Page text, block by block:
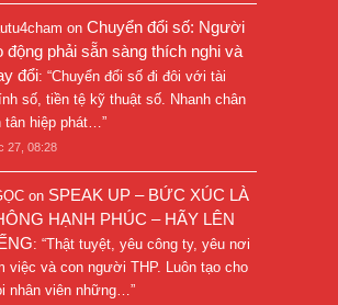
on Chuyển đổi số: Người
động phải sẵn sàng thích nghi và
đổi: “Chuyển đổi số đi đôi với tài
số, tiền tệ kỹ thuật số. Nhanh chân
tân hiệp phát… ”
27, 08:28
on SPEAK UP – BỨC XÚC LÀ
HẠNH PHÚC – HÃY LÊN
: “Thật tuyệt, yêu công ty, yêu nơi
việc và con người THP. Luôn tạo cho
nhân viên những… ”